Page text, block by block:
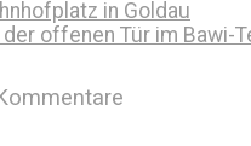
in Goldau
der offenen Tür im Bawi-